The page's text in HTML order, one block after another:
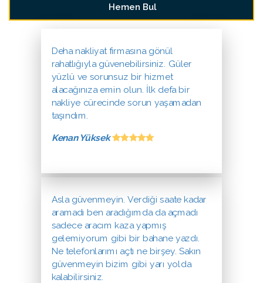
Deha nakliyat firmasına gönül
rahatlığıyla güvenebilirsiniz. Güler
yüzlü ve sorunsuz bir hizmet
alacağınıza emin olun. İlk defa bir
nakliye cürecinde sorun yaşamadan
taşındım.
Kenan Yüksek
Asla güvenmeyin. Verdiği saate kadar
aramadı ben aradığımda da açmadı
sadece aracım kaza yapmış
gelemiyorum gibi bir bahane yazdı.
Ne telefonlarımı açtı ne birşey. Sakın
güvenmeyin bizim gibi yarı yolda
kalabilirsiniz.